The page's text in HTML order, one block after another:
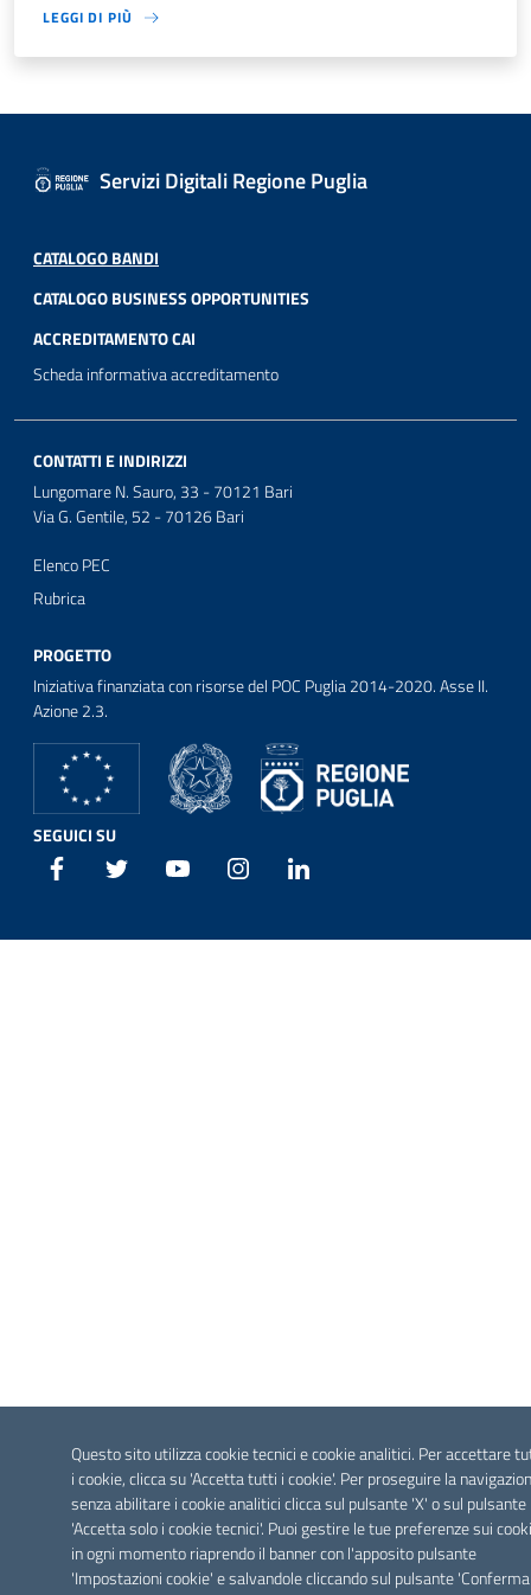
Questo sito utilizza cookie tecnici e cookie analitici. Per accettare
i cookie, clicca su 'Accetta tutti i cookie'. Per proseguire la
senza abilitare i cookie analitici clicca sul pulsante 'X' o sul pulsante
'Accetta solo i cookie tecnici'. Puoi gestire le tue preferenze sui
in ogni momento riaprendo il banner con l'apposito pulsante
'Impostazioni cookie' e salvandole cliccando sul pulsante
LEGGI DI PIÙ
Servizi Digitali Regione Puglia
CATALOGO BANDI
CATALOGO BUSINESS OPPORTUNITIES
ACCREDITAMENTO CAI
Scheda informativa accreditamento
CONTATTI E INDIRIZZI
Lungomare N. Sauro, 33 - 70121 Bari
Via G. Gentile, 52 - 70126 Bari
Elenco PEC
Rubrica
PROGETTO
Iniziativa finanziata con risorse del POC Puglia 2014-2020. Asse II.
Azione 2.3.
SEGUICI SU
Facebook Twitter Youtube Instagram